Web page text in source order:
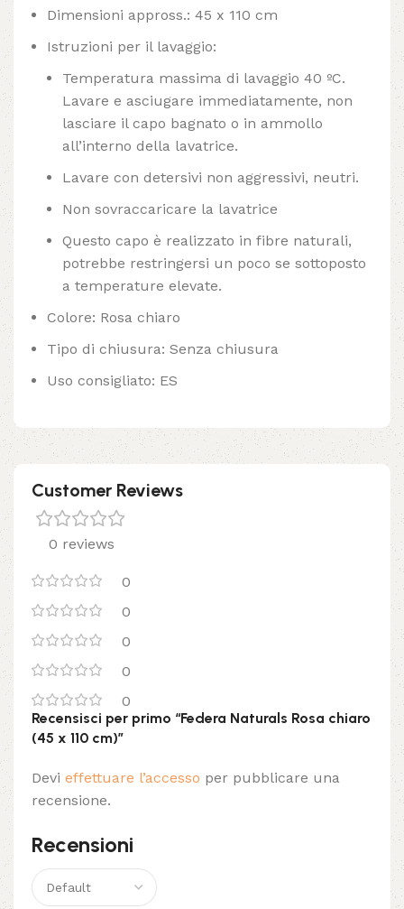
Dimensioni appross.: 45 x 110 cm
Istruzioni per il lavaggio:
Temperatura massima di lavaggio 40 ºC.
Lavare e asciugare immediatamente, non
lasciare il capo bagnato o in ammollo
all’interno della lavatrice.
Lavare con detersivi non aggressivi, neutri.
Non sovraccaricare la lavatrice
Questo capo è realizzato in fibre naturali,
potrebbe restringersi un poco se sottoposto
a temperature elevate.
Colore: Rosa chiaro
Tipo di chiusura: Senza chiusura
Uso consigliato: ES
Customer Reviews
0 reviews
0
0
0
0
0
Recensioni
Recensisci per primo “Federa Naturals Rosa chiaro
(45 x 110 cm)”
Devi effettuare l’accesso per pubblicare una
recensione.